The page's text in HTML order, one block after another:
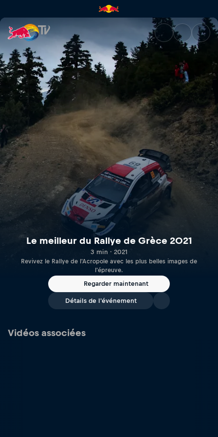
Le meilleur du Rallye de
Le meilleur du Rallye de Grèce 2021
3 min · 2021
Revivez le Rallye de l'Acropole avec les plus belles images de
l'épreuve.
Regarder maintenant
Détails de l'événement
Vidéos associées